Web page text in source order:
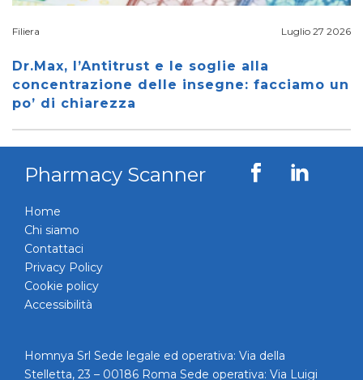
Filiera Luglio 27 2026
Dr.Max, l’Antitrust e le soglie alla
concentrazione delle insegne: facciamo un
po’ di chiarezza
Pharmacy Scanner
Home
Chi siamo
Contattaci
Privacy Policy
Cookie policy
Accessibilità
Homnya Srl Sede legale ed operativa: Via della
Stelletta, 23 – 00186 Roma Sede operativa: Via Luigi